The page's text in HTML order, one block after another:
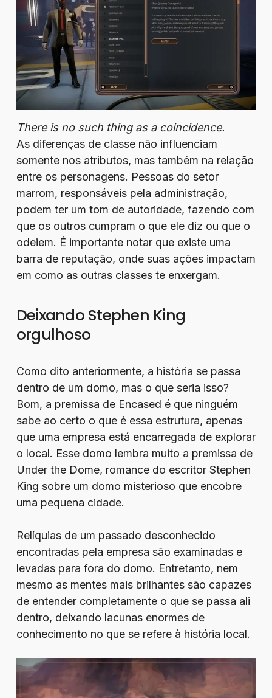
There is no such thing as a coincidence.
As diferenças de classe não influenciam
somente nos atributos, mas também na relação
entre os personagens. Pessoas do setor
marrom, responsáveis pela administração,
podem ter um tom de autoridade, fazendo com
que os outros cumpram o que ele diz ou que o
odeiem. É importante notar que existe uma
barra de reputação, onde suas ações impactam
em como as outras classes te enxergam.
Deixando Stephen King
orgulhoso
Como dito anteriormente, a história se passa
dentro de um domo, mas o que seria isso?
Bom, a premissa de Encased é que ninguém
sabe ao certo o que é essa estrutura, apenas
que uma empresa está encarregada de explorar
o local. Esse domo lembra muito a premissa de
Under the Dome, romance do escritor Stephen
King sobre um domo misterioso que encobre
uma pequena cidade.
Relíquias de um passado desconhecido
encontradas pela empresa são examinadas e
levadas para fora do domo. Entretanto, nem
mesmo as mentes mais brilhantes são capazes
de entender completamente o que se passa ali
dentro, deixando lacunas enormes de
conhecimento no que se refere à história local.